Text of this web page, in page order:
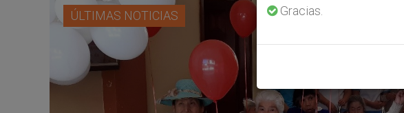
ÚLTIMAS NOTICIAS Gracias.